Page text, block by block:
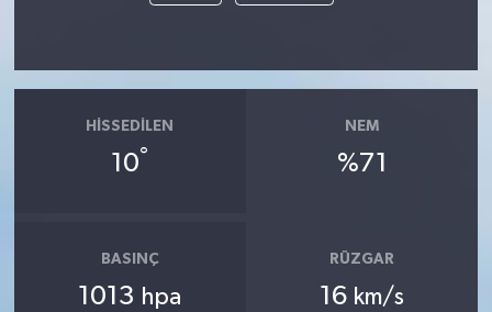
HISSEDILEN
10°
NEM
%71
BASINÇ
1013 hpa
RÜZGAR
16 km/s